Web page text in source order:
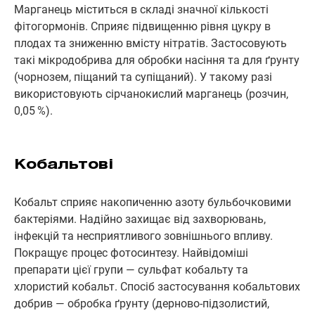
Марганець міститься в складі значної кількості
фітогормонів. Сприяє підвищенню рівня цукру в
плодах та зниженню вмісту нітратів. Застосовують
такі мікродобрива для обробки насіння та для ґрунту
(чорнозем, піщаний та супіщаний). У такому разі
використовують сірчанокислий марганець (розчин,
0,05 %).
Кобальтові
Кобальт сприяє накопиченню азоту бульбочковими
бактеріями. Надійно захищає від захворювань,
інфекцій та несприятливого зовнішнього впливу.
Покращує процес фотосинтезу. Найвідоміші
препарати цієї групи — сульфат кобальту та
хлористий кобальт. Спосіб застосування кобальтових
добрив — обробка ґрунту (дерново-підзолистий,